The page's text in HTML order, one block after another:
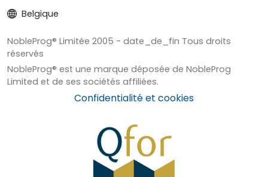
Belgique
NobleProg® Limitée 2005 - date_de_fin Tous droits
réservés
NobleProg® est une marque déposée de NobleProg
Limited et de ses sociétés affiliées.
Confidentialité et cookies